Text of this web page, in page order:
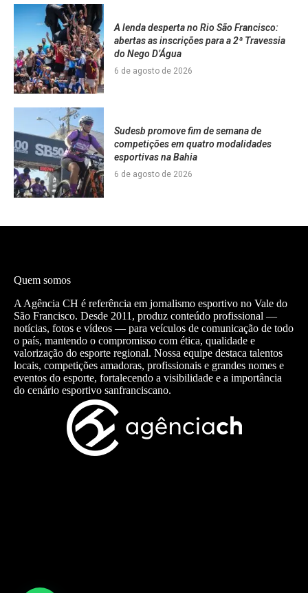
A lenda desperta no Rio São Francisco:
abertas as inscrições para a 2ª Travessia
do Nego D’Água
6 de agosto de 2026
Sudesb promove fim de semana de
competições em quatro modalidades
esportivas na Bahia
6 de agosto de 2026
Quem somos
A Agência CH é referência em jornalismo esportivo no Vale do
São Francisco. Desde 2011, produz conteúdo profissional —
notícias, fotos e vídeos — para veículos de comunicação de todo
o país, mantendo o compromisso com ética, qualidade e
valorização do esporte regional. Nossa equipe destaca talentos
locais, competições amadoras, profissionais e grandes nomes e
eventos do esporte, fortalecendo a visibilidade e a importância
do cenário esportivo sanfranciscano.